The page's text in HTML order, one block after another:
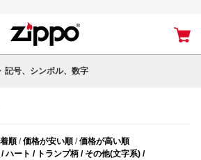
記号、シンボル、数字
順 /価格が安い順 /価格が高い順
ハート / トランプ柄 / その他(文字系) /